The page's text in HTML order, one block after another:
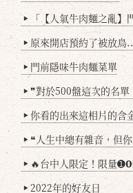
▶ 「【人氣牛肉麵之亂】門
▶ 原來開店預約了被放鳥
▶ 門前隱味牛肉麵菜單
▶ ❞對於500盤這次的名
▶ 你看的出來這相片的含
▶ ❝人生中總有雜音，但
▶ 🔥台中人限定！限量➊𝟬𝟬𝟬顆「阿伯手工啵啵
▶ 2022年的好友日